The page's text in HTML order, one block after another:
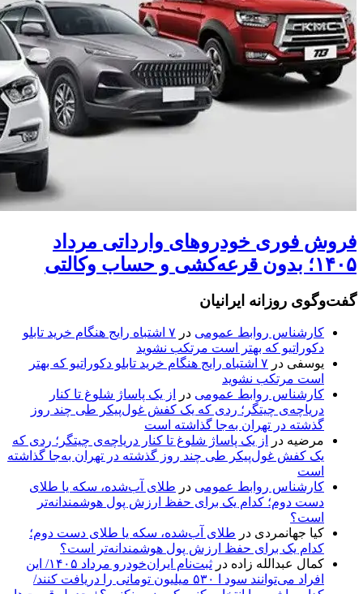
فروش فوری خودروهای وارداتی مرداد
۱۴۰۵؛ بدون قرعه‌کشی و حساب وکالتی
گفت‌وگوی روزانه ایرانیان
کارشناس روابط عمومی در
۷ اشتباه رایج هنگام خرید تابلو
دکوراتیو که بهتر است مرتکب نشوید
یوسفی در
۷ اشتباه رایج هنگام خرید تابلو دکوراتیو که بهتر
است مرتکب نشوید
کارشناس روابط عمومی در
از یک پاساژ شلوغ تا کنار
دریاچه‌ی چیتگر؛ ردی که یک کفش غول‌پیکر طی چند روز
گذشته در تهران به‌جا گذاشته است
مرضیه در
از یک پاساژ شلوغ تا کنار دریاچه‌ی چیتگر؛ ردی که
یک کفش غول‌پیکر طی چند روز گذشته در تهران به‌جا گذاشته
است
کارشناس روابط عمومی در طلای آب‌شده، سکه یا طلای
دست دوم؛ کدام یک برای حفظ ارزش پول هوشمندانه‌تر
است؟
کیا جهانمردی در طلای آب‌شده، سکه یا طلای دست دوم؛
کدام یک برای حفظ ارزش پول هوشمندانه‌تر است؟
کمال عبدالله زاده در
ثبت‌نام ایران‌خودرو مرداد ۱۴۰۵/ این
افراد می‌توانند سود ا ۵۳۰ میلیون تومانی را دریافت کنند/